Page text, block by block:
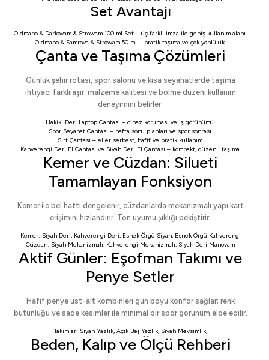
Set Avantajı
Oldmano & Darkovam & Strowam 100 ml Set – üç farklı imza ile geniş kullanım alanı.
Oldmano & Samrova & Strowam 50 ml – pratik taşıma ve çok yönlülük.
Çanta ve Taşıma Çözümleri
Günlük şehir rotası, spor salonu ve kısa seyahatlerde taşıma
ihtiyacı farklılaşır; malzeme kalitesi ve bölme düzeni kullanım
deneyimini belirler.
Hakiki Deri Laptop Çantası – cihaz koruması ve iş görünümü.
Spor Seyahat Çantası – hafta sonu planları ve spor sonrası.
Sırt Çantası – eller serbest, hafif ve pratik kullanım.
Kahverengi Deri El Çantası ve Siyah Deri El Çantası – kompakt, düzenli taşıma.
Kemer ve Cüzdan: Silueti
Tamamlayan Fonksiyon
Kemer ile bel hattı dengelenir, cüzdanlarda mekanizmalı yapı kart
erişimini hızlandırır. Ton uyumu şıklığı pekiştirir.
Kemer: Siyah Deri, Kahverengi Deri, Esnek Örgü Siyah, Esnek Örgü Kahverengi
Cüzdan: Siyah Mekanizmalı, Kahverengi Mekanizmalı, Siyah Deri Manovam
Aktif Günler: Eşofman Takımı ve
Penye Setler
Hafif penye üst-alt kombinleri gün boyu konfor sağlar; renk
bütünlüğü ve sade kesimler ile minimal bir spor görünüm elde edilir.
Takımlar: Siyah Yazlık, Açık Bej Yazlık, Siyah Mevsimlik,
Beden, Kalıp ve Ölçü Rehberi